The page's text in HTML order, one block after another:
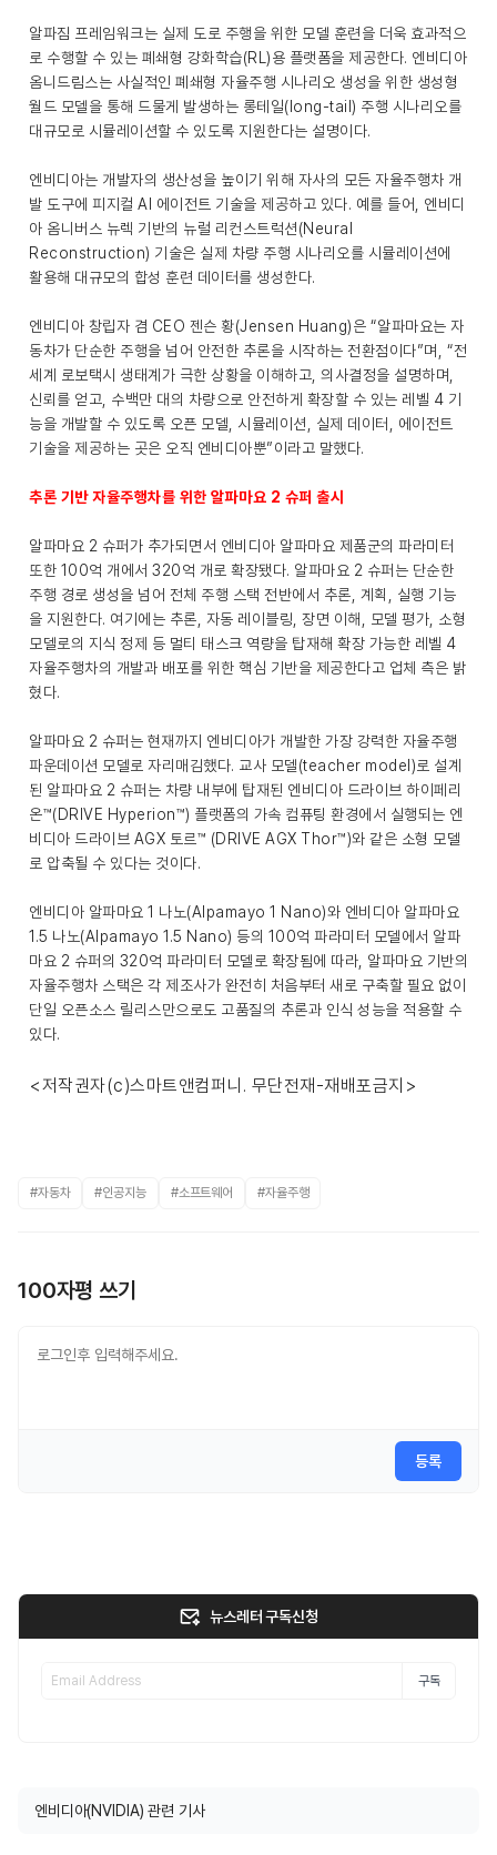
알파짐 프레임워크는 실제 도로 주행을 위한 모델 훈련을 더욱 효과적으
로 수행할 수 있는 폐쇄형 강화학습(RL)용 플랫폼을 제공한다. 엔비디아
옴니드림스는 사실적인 폐쇄형 자율주행 시나리오 생성을 위한 생성형
월드 모델을 통해 드물게 발생하는 롱테일(long-tail) 주행 시나리오를
대규모로 시뮬레이션할 수 있도록 지원한다는 설명이다.
엔비디아는 개발자의 생산성을 높이기 위해 자사의 모든 자율주행차 개
발 도구에 피지컬 AI 에이전트 기술을 제공하고 있다. 예를 들어, 엔비디
아 옴니버스 뉴렉 기반의 뉴럴 리컨스트럭션(Neural
Reconstruction) 기술은 실제 차량 주행 시나리오를 시뮬레이션에
활용해 대규모의 합성 훈련 데이터를 생성한다.
엔비디아 창립자 겸 CEO 젠슨 황(Jensen Huang)은 “알파마요는 자
동차가 단순한 주행을 넘어 안전한 추론을 시작하는 전환점이다”며, “전
세계 로보택시 생태계가 극한 상황을 이해하고, 의사결정을 설명하며,
신뢰를 얻고, 수백만 대의 차량으로 안전하게 확장할 수 있는 레벨 4 기
능을 개발할 수 있도록 오픈 모델, 시뮬레이션, 실제 데이터, 에이전트
기술을 제공하는 곳은 오직 엔비디아뿐”이라고 말했다.
추론 기반 자율주행차를 위한 알파마요 2 슈퍼 출시
알파마요 2 슈퍼가 추가되면서 엔비디아 알파마요 제품군의 파라미터
또한 100억 개에서 320억 개로 확장됐다. 알파마요 2 슈퍼는 단순한
주행 경로 생성을 넘어 전체 주행 스택 전반에서 추론, 계획, 실행 기능
을 지원한다. 여기에는 추론, 자동 레이블링, 장면 이해, 모델 평가, 소형
모델로의 지식 정제 등 멀티 태스크 역량을 탑재해 확장 가능한 레벨 4
자율주행차의 개발과 배포를 위한 핵심 기반을 제공한다고 업체 측은 밝
혔다.
알파마요 2 슈퍼는 현재까지 엔비디아가 개발한 가장 강력한 자율주행
파운데이션 모델로 자리매김했다. 교사 모델(teacher model)로 설계
된 알파마요 2 슈퍼는 차량 내부에 탑재된 엔비디아 드라이브 하이페리
온™(DRIVE Hyperion™) 플랫폼의 가속 컴퓨팅 환경에서 실행되는 엔
비디아 드라이브 AGX 토르™ (DRIVE AGX Thor™)와 같은 소형 모델
로 압축될 수 있다는 것이다.
엔비디아 알파마요 1 나노(Alpamayo 1 Nano)와 엔비디아 알파마요
1.5 나노(Alpamayo 1.5 Nano) 등의 100억 파라미터 모델에서 알파
마요 2 슈퍼의 320억 파라미터 모델로 확장됨에 따라, 알파마요 기반의
자율주행차 스택은 각 제조사가 완전히 처음부터 새로 구축할 필요 없이
단일 오픈소스 릴리스만으로도 고품질의 추론과 인식 성능을 적용할 수
있다.
<저작권자(c)스마트앤컴퍼니. 무단전재-재배포금지>
#자동차 #인공지능 #소프트웨어 #자율주행
100자평 쓰기
등록
뉴스레터 구독신청
구독
엔비디아(NVIDIA) 관련 기사